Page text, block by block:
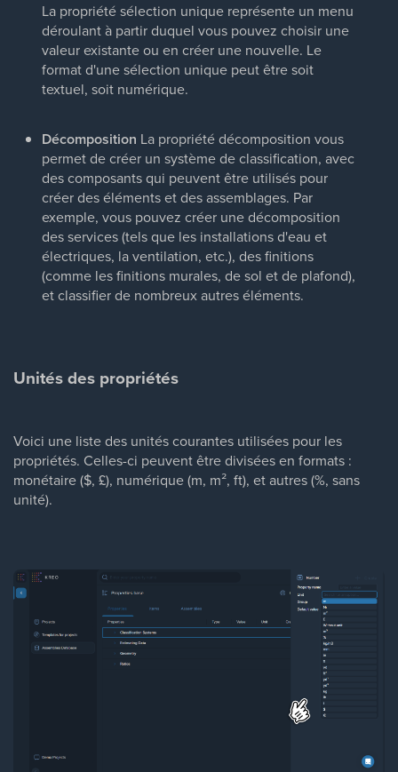
La propriété sélection unique représente un menu
déroulant à partir duquel vous pouvez choisir une
valeur existante ou en créer une nouvelle. Le
format d'une sélection unique peut être soit
textuel, soit numérique.
Décomposition La propriété décomposition vous
permet de créer un système de classification, avec
des composants qui peuvent être utilisés pour
créer des éléments et des assemblages. Par
exemple, vous pouvez créer une décomposition
des services (tels que les installations d'eau et
électriques, la ventilation, etc.), des finitions
(comme les finitions murales, de sol et de plafond),
et classifier de nombreux autres éléments.
Unités des propriétés
Voici une liste des unités courantes utilisées pour les
propriétés. Celles-ci peuvent être divisées en formats :
monétaire ($, £), numérique (m, m², ft), et autres (%, sans
unité).